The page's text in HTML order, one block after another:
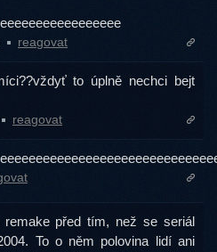
reagovat
to úplně nechci bejt
reagovat
remake před tím, než se seriál
To o něm polovina lidí ani